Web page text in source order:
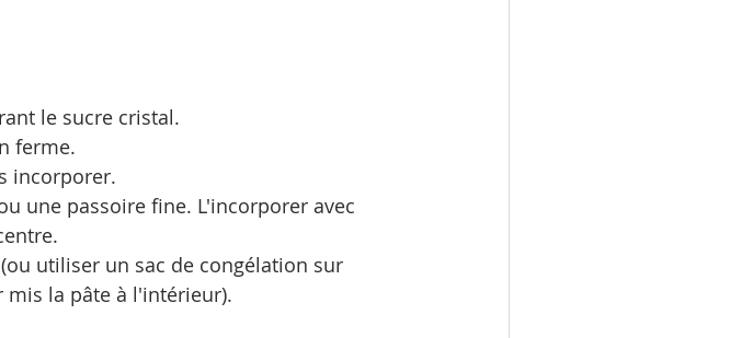
le sucre cristal.
ferme.
incorporer.
une passoire fine. L'incorporer avec
utiliser un sac de congélation sur
mis la pâte à l'intérieur).